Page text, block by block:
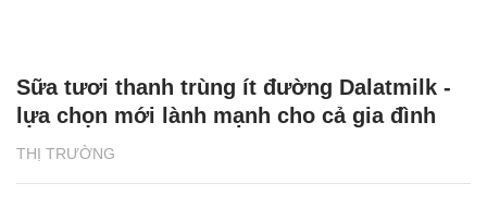
THỊ TRƯỜNG
Sữa tươi thanh trùng ít đường Dalatmilk -
lựa chọn mới lành mạnh cho cả gia đình